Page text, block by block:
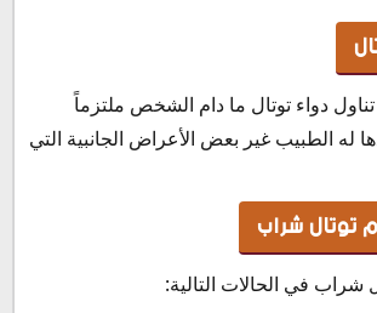
دواء توتال ما دام الشخص ملتزماً
له الطبيب غير بعض الأعراض الجانبية التي
توتال شراب
شراب في الحالات التالية: